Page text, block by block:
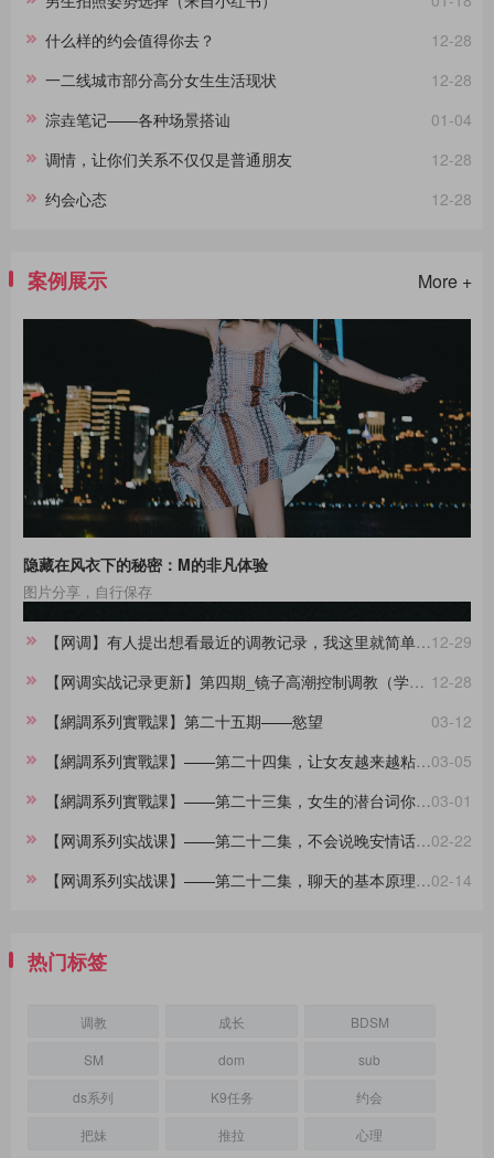
12-28
什么样的约会值得你去？
12-28
一二线城市部分高分女生生活现状
01-04
淙垚笔记——各种场景搭讪
12-28
调情，让你们关系不仅仅是普通朋友
12-28
约会心态
案例展示 More +
隐藏在风衣下的秘密：M的非凡体验
图片分享，自行保存
12-29
【网调】有人提出想看最近的调教记录，我这里就简单做一份合集。
12-28
【网调实战记录更新】第四期_镜子高潮控制调教（学员案例）
03-12
【網調系列實戰課】第二十五期——慾望
03-05
【網調系列實戰課】——第二十四集，让女友越来越粘着你的小技巧
03-01
【網調系列實戰課】——第二十三集，女生的潜台词你都懂吗？
02-22
【网调系列实战课】——第二十二集，不会说晚安情话的大直男看过来，建议收藏
02-14
【网调系列实战课】——第二十二集，聊天的基本原理，90%的人不知道
热门标签
调教 成长
BDSM
SM
dom
sub
ds系列
K9任务
约会
把妹
推拉 心理